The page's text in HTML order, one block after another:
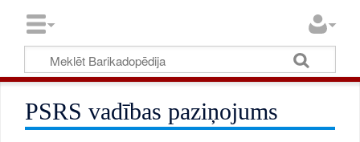
PSRS vadības paziņojums